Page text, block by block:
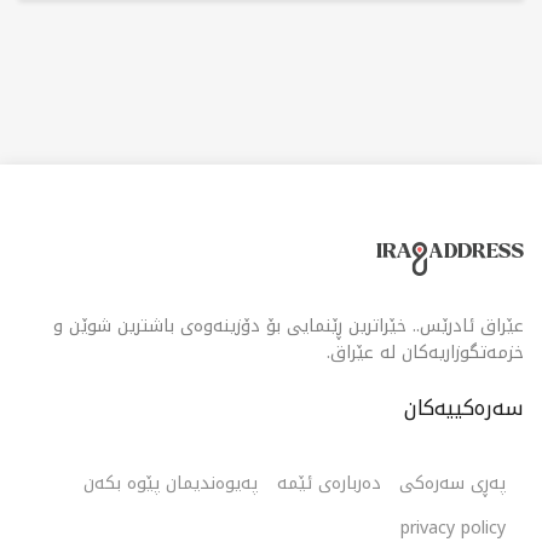
عێراق ئادرێس.. خێراترین ڕێنمایی بۆ دۆزینەوەی باشترین شوێن و
خزمەتگوزاریەکان لە عێراق.
سەرەکییەکان
پەڕی سەرەکی دەربارەی ئێمە
پەیوەندیمان پێوە بکەن
privacy policy